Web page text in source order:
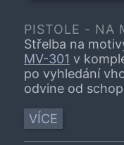
PISTOLE - NA
Střelba na
MV-301 v
po vyhledání
odvine od
ktere ucastnik
Trenink
VÍCE